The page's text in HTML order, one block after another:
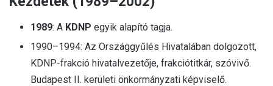
1989: A KDNP egyik alapító tagja.
1990–1994: Az Országgyűlés Hivatalában dolgozott,
KDNP-frakció hivatalvezetője, frakciótitkár, szóvivő.
Budapest II. kerületi önkormányzati képviselő.